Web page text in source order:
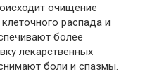
очищение
распада и
более
лекарственных
боли и спазмы.